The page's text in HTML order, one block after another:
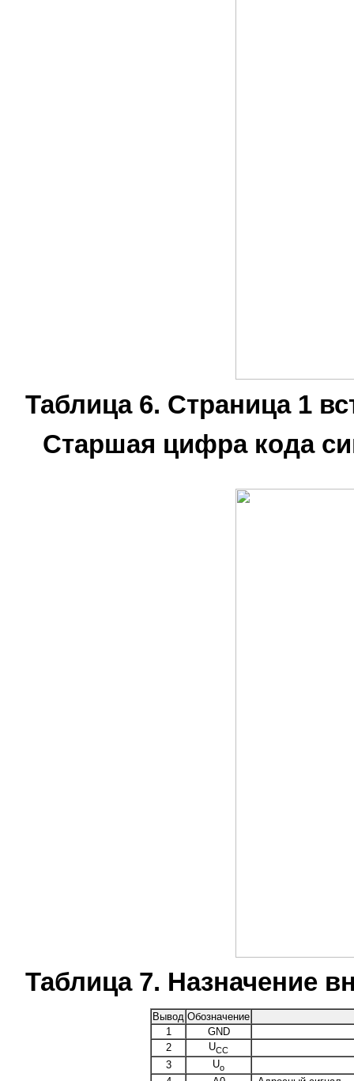
Таблица 6. Страница 1
Старшая цифра кода
Таблица 7. Назначение
Вывод Обозначение
1
GND
2
UCC
3 Uo